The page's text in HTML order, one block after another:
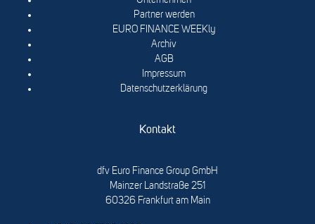
Partner werden
EURO FINANCE WEEKly
Archiv
AGB
Impressum
Datenschutzerklärung
Kontakt
dfv Euro Finance Group GmbH
Mainzer Landstraße 251
60326 Frankfurt am Main